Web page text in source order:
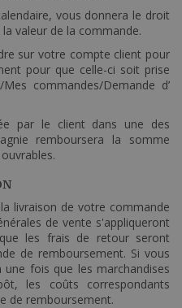
vous donnera le droit
valeur de la commande.
sur votre compte client pour
pour que celle-ci soit prise
commandes/Demande d’
par le client dans une des
remboursera la somme
livraison de votre commande
de vente s'appliqueront
les frais de retour seront
de remboursement. Si vous
une fois que les marchandises
les coûts correspondants
de remboursement.